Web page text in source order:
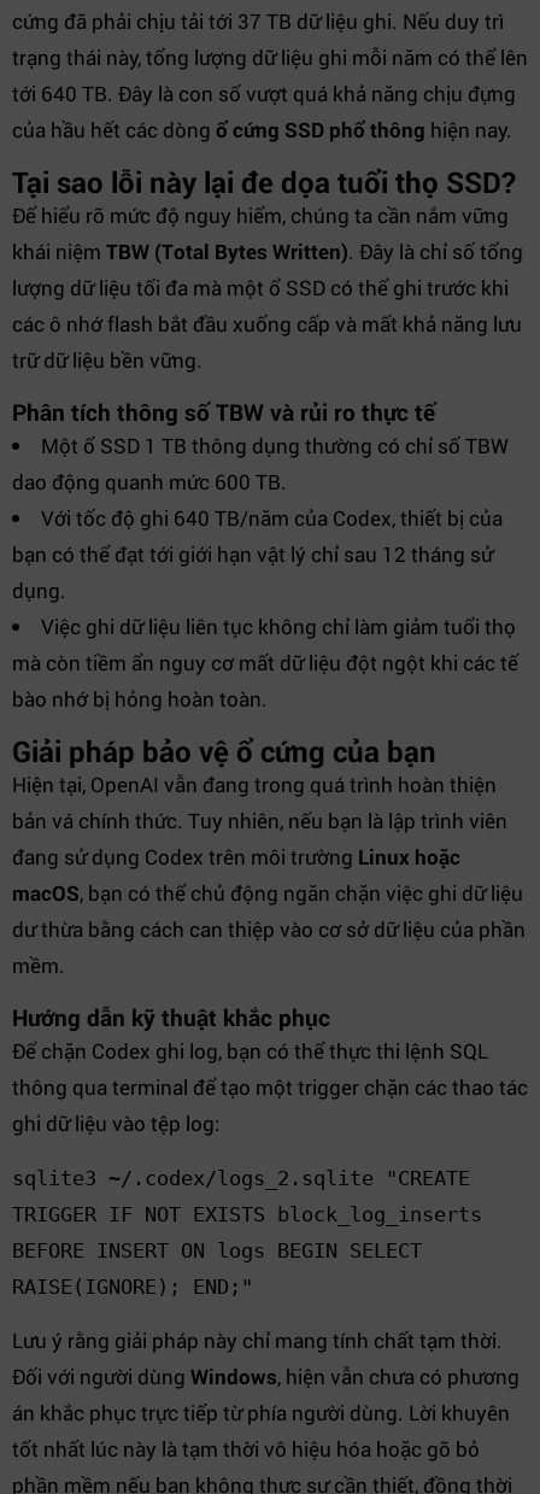
cứng đã phải chịu tải tới 37 TB dữ liệu ghi. Nếu duy trì
trạng thái này, tổng lượng dữ liệu ghi mỗi năm có thể lên
tới 640 TB. Đây là con số vượt quá khả năng chịu đựng
của hầu hết các dòng ổ cứng SSD phổ thông hiện nay.
Tại sao lỗi này lại đe dọa tuổi thọ SSD?
Để hiểu rõ mức độ nguy hiểm, chúng ta cần nắm vững
khái niệm TBW (Total Bytes Written). Đây là chỉ số tổng
lượng dữ liệu tối đa mà một ổ SSD có thể ghi trước khi
các ô nhớ flash bắt đầu xuống cấp và mất khả năng lưu
trữ dữ liệu bền vững.
Phân tích thông số TBW và rủi ro thực tế
Một ổ SSD 1 TB thông dụng thường có chỉ số TBW
dao động quanh mức 600 TB.
Với tốc độ ghi 640 TB/năm của Codex, thiết bị của
bạn có thể đạt tới giới hạn vật lý chỉ sau 12 tháng sử
dụng.
Việc ghi dữ liệu liên tục không chỉ làm giảm tuổi thọ
mà còn tiềm ẩn nguy cơ mất dữ liệu đột ngột khi các tế
bào nhớ bị hỏng hoàn toàn.
Giải pháp bảo vệ ổ cứng của bạn
Hiện tại, OpenAI vẫn đang trong quá trình hoàn thiện
bản vá chính thức. Tuy nhiên, nếu bạn là lập trình viên
đang sử dụng Codex trên môi trường Linux hoặc
macOS, bạn có thể chủ động ngăn chặn việc ghi dữ liệu
dư thừa bằng cách can thiệp vào cơ sở dữ liệu của phần
mềm.
Hướng dẫn kỹ thuật khắc phục
Để chặn Codex ghi log, bạn có thể thực thi lệnh SQL
thông qua terminal để tạo một trigger chặn các thao tác
ghi dữ liệu vào tệp log:
sqlite3 ~/.codex/logs_2.sqlite "CREATE
TRIGGER IF NOT EXISTS block_log_inserts
BEFORE INSERT ON logs BEGIN SELECT
RAISE(IGNORE); END;"
Lưu ý rằng giải pháp này chỉ mang tính chất tạm thời.
Đối với người dùng Windows, hiện vẫn chưa có phương
án khắc phục trực tiếp từ phía người dùng. Lời khuyên
tốt nhất lúc này là tạm thời vô hiệu hóa hoặc gỡ bỏ
phần mềm nếu bạn không thực sự cần thiết, đồng thời